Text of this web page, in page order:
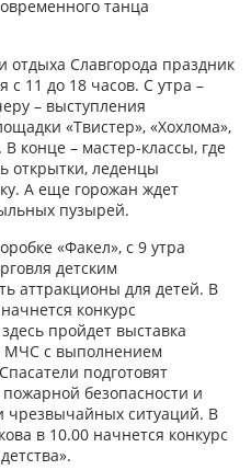
танца
отдыха Славгорода праздник
с 11 до 18 часов. С утра –
– выступления
«Твистер», «Хохлома»,
конце – мастер-классы, где
открытки, леденцы
А еще горожан ждет
пузырей.
«Факел», с 9 утра
детским
аттракционы для детей. В
конкурс
пройдет выставка
МЧС с выполнением
подготовят
безопасности и
чрезвычайных ситуаций. В
в 10.00 начнется конкурс